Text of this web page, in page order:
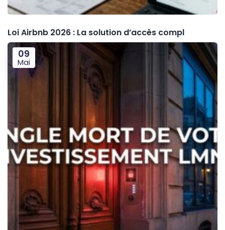
Loi Airbnb 2026 : La solution d’accès compl
09
Mai